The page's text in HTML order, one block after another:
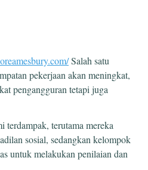
Salah satu
pekerjaan akan meningkat,
pengangguran tetapi juga
terdampak, terutama mereka
sosial, sedangkan kelompok
untuk melakukan penilaian dan